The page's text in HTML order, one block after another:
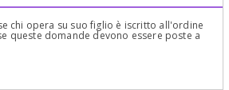
chi opera su suo figlio è iscritto all'ordine
queste domande devono essere poste a